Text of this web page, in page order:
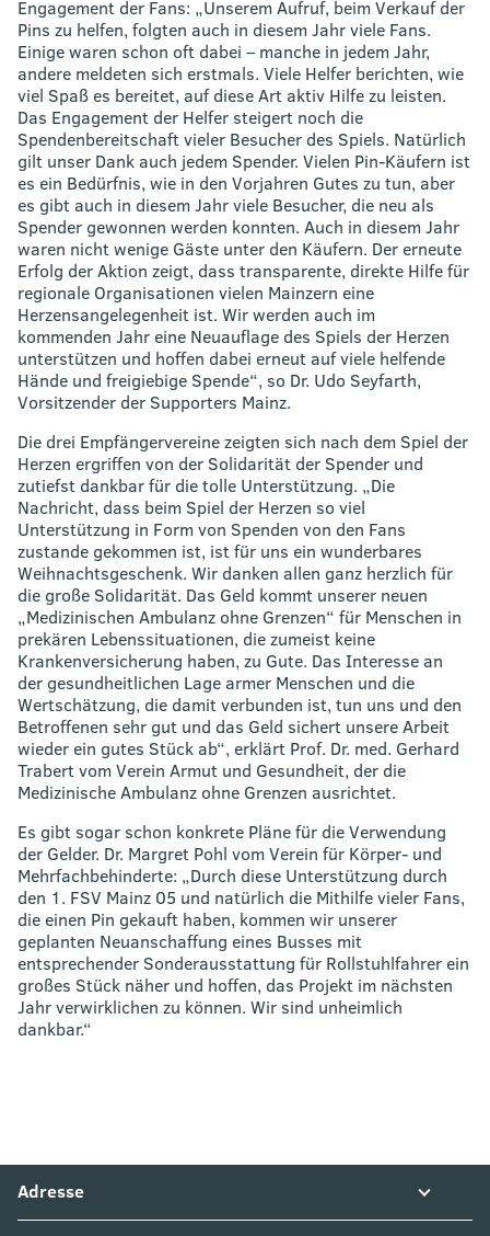
Engagement der Fans: „Unserem Aufruf, beim Verkauf der
Pins zu helfen, folgten auch in diesem Jahr viele Fans.
Einige waren schon oft dabei – manche in jedem Jahr,
andere meldeten sich erstmals. Viele Helfer berichten, wie
viel Spaß es bereitet, auf diese Art aktiv Hilfe zu leisten.
Das Engagement der Helfer steigert noch die
Spendenbereitschaft vieler Besucher des Spiels. Natürlich
gilt unser Dank auch jedem Spender. Vielen Pin-Käufern ist
es ein Bedürfnis, wie in den Vorjahren Gutes zu tun, aber
es gibt auch in diesem Jahr viele Besucher, die neu als
Spender gewonnen werden konnten. Auch in diesem Jahr
waren nicht wenige Gäste unter den Käufern. Der erneute
Erfolg der Aktion zeigt, dass transparente, direkte Hilfe für
regionale Organisationen vielen Mainzern eine
Herzensangelegenheit ist. Wir werden auch im
kommenden Jahr eine Neuauflage des Spiels der Herzen
unterstützen und hoffen dabei erneut auf viele helfende
Hände und freigiebige Spende“, so Dr. Udo Seyfarth,
Vorsitzender der Supporters Mainz.
Die drei Empfängervereine zeigten sich nach dem Spiel der
Herzen ergriffen von der Solidarität der Spender und
zutiefst dankbar für die tolle Unterstützung. „Die
Nachricht, dass beim Spiel der Herzen so viel
Unterstützung in Form von Spenden von den Fans
zustande gekommen ist, ist für uns ein wunderbares
Weihnachtsgeschenk. Wir danken allen ganz herzlich für
die große Solidarität. Das Geld kommt unserer neuen
„Medizinischen Ambulanz ohne Grenzen“ für Menschen in
prekären Lebenssituationen, die zumeist keine
Krankenversicherung haben, zu Gute. Das Interesse an
der gesundheitlichen Lage armer Menschen und die
Wertschätzung, die damit verbunden ist, tun uns und den
Betroffenen sehr gut und das Geld sichert unsere Arbeit
wieder ein gutes Stück ab“, erklärt Prof. Dr. med. Gerhard
Trabert vom Verein Armut und Gesundheit, der die
Medizinische Ambulanz ohne Grenzen ausrichtet.
Es gibt sogar schon konkrete Pläne für die Verwendung
der Gelder. Dr. Margret Pohl vom Verein für Körper- und
Mehrfachbehinderte: „Durch diese Unterstützung durch
den 1. FSV Mainz 05 und natürlich die Mithilfe vieler Fans,
die einen Pin gekauft haben, kommen wir unserer
geplanten Neuanschaffung eines Busses mit
entsprechender Sonderausstattung für Rollstuhlfahrer ein
großes Stück näher und hoffen, das Projekt im nächsten
Jahr verwirklichen zu können. Wir sind unheimlich
dankbar.“
Adresse